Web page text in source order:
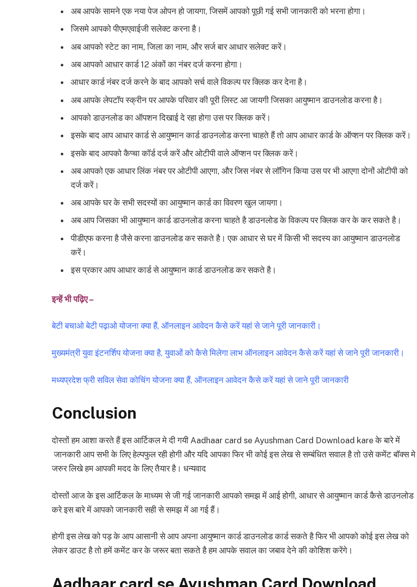
अब आपके सामने एक नया पेज ओपन हो जायगा, जिसमें आपको पूछी गई सभी जानकारी को भरना होगा।
जिसमे आपको पीएमएवाईजी सलेक्ट करना है।
अब आपको स्टेट का नाम, जिला का नाम, और सर्ज बार आधार सलेक्ट करें।
अब आपको आधार कार्ड 12 अंकों का नंबर दर्ज करना होगा।
आधार कार्ड नंबर दर्ज करने के बाद आपको सर्च वाले विकल्प पर क्लिक कर देना है।
अब आपके लेपटॉप स्क्रीन पर आपके परिवार की पूरी लिस्ट आ जायगी जिसका आयुष्मान डाउनलोड करना है।
आपको डाउनलोड का ऑपशन दिखाई दे रहा होगा उस पर क्लिक करें।
इसके बाद आप आधार कार्ड से आयुष्मान कार्ड डाउनलोड करना चाहते हैं तो आप आधार कार्ड के ऑप्शन पर क्लिक करें।
इसके बाद आपको कैप्चा कॉर्ड दर्ज करें और ओटीपी वाले ऑप्शन पर क्लिक करें।
अब आपको एक आधार लिंक नंबर पर ओटीपी आएगा, और जिस नंबर से लॉगिन किया उस पर भी आएगा दोनों ओटीपी को
दर्ज करें।
अब आपके घर के सभी सदस्यों का आयुष्मान कार्ड का विवरण खुल जायगा।
अब आप जिसका भी आयुष्मान कार्ड डाउनलोड करना चाहते है डाउनलोड के विकल्प पर क्लिक कर के कर सकते है।
पीडीएफ करना है जैसे करना डाउनलोड कर सकते है। एक आधार से घर में किसी भी सदस्य का आयुष्मान डाउनलोड
करें।
इस प्रकार आप आधार कार्ड से आयुष्मान कार्ड डाउनलोड कर सकते है।
इन्हें भी पढ़िए –
बेटी बचाओ बेटी पढ़ाओ योजना क्या हैं, ऑनलाइन आवेदन कैसे करें यहां से जाने पूरी जानकारी।
मुख्यमंत्री युवा इंटनर्शिप योजना क्या है, युवाओं को कैसे मिलेगा लाभ ऑनलाइन आवेदन कैसे करें यहां से जाने पूरी जानकारी।
मध्यप्रदेश फ्री सविल सेवा कोचिंग योजना क्या हैं, ऑनलाइन आवेदन कैसे करें यहां से जाने पूरी जानकारी
Conclusion
दोस्तों हम आशा करते हैं इस आर्टिकल मे दी गयी Aadhaar card se Ayushman Card Download kare के बारे में
जानकारी आप सभी के लिए हेल्पफुल रही होगी और यदि आपका फिर भी कोई इस लेख से सम्बंधित सवाल है तो उसे कमेंट बॉक्स मे
जरुर लिखे हम आपकी मदद के लिए तैयार है। धन्यवाद
दोस्तों आज के इस आर्टिकल के माध्यम से जी गई जानकारी आपको समझ में आई होगी, आधार से आयुष्मान कार्ड कैसे डाउनलोड
करे इस बारे में आपको जानकारी सही से समझ में आ गई हैं।
होगी इस लेख को पड़ के आप आसानी से आप अपना आयुष्मान कार्ड डाउनलोड कार्ड सकते है फिर भी आपको कोई इस लेख को
लेकर डाउट है तो हमें कमेंट कर के जरूर बता सकते है हम आपके सवाल का जबाव देने की कोशिश करेंगे।